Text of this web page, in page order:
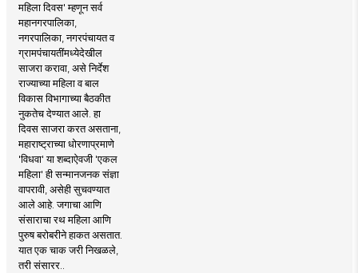
महिला दिवस' म्हणून सर्व
महानगरपालिका,
नगरपालिका, नगरपंचायत व
ग्रामपंचायतींमध्येदेखील
साजरा करावा, असे निर्देश
राज्याच्या महिला व बाल
विकास विभागाच्या बैठकीत
नुकतेच देण्यात आले. हा
दिवस साजरा करत असताना,
महाराष्ट्राच्या धोरणाप्रमाणे
'विधवा' या शब्दाऐवजी 'एकल
महिला' ही सन्मानजनक संज्ञा
वापरावी, असेही सुचवण्यात
आले आहे. जगाचा आणि
संसाराचा रथ महिला आणि
पुरुष बरोबरीने हाकत असतात.
यात एक चाक जरी निखळले,
तरी संसारर..